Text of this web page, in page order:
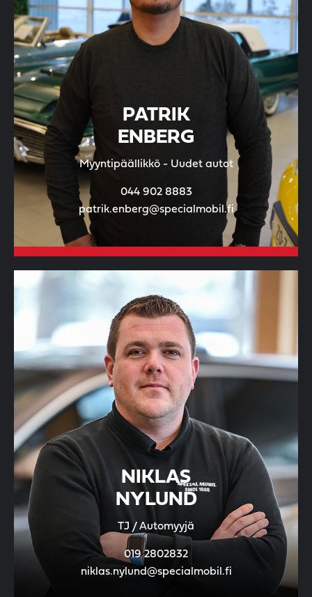
PATRIK
ENBERG
Myyntipäällikkö - Uudet autot
044 902 8883
patrik.enberg@specialmobil.fi
NIKLAS
NYLUND
TJ / Automyyjä
019 2802832
niklas.nylund@specialmobil.fi